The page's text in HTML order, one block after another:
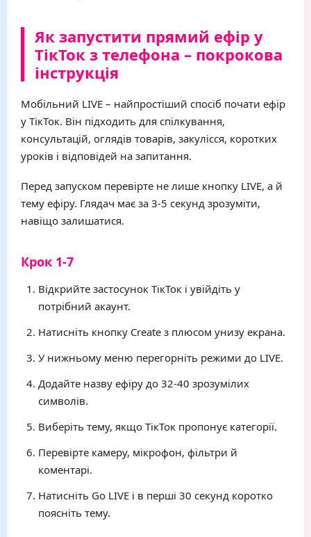
Як запустити прямий ефір у
ТікТок з телефона – покрокова
інструкція
Мобільний LIVE – найпростіший спосіб почати ефір
у ТікТок. Він підходить для спілкування,
консультацій, оглядів товарів, закулісся, коротких
уроків і відповідей на запитання.
Перед запуском перевірте не лише кнопку LIVE, а й
тему ефіру. Глядач має за 3-5 секунд зрозуміти,
навіщо залишатися.
Крок 1-7
Відкрийте застосунок ТікТок і увійдіть у
потрібний акаунт.
Натисніть кнопку Create з плюсом унизу екрана.
У нижньому меню перегорніть режими до LIVE.
Додайте назву ефіру до 32-40 зрозумілих
символів.
Виберіть тему, якщо ТікТок пропонує категорії.
Перевірте камеру, мікрофон, фільтри й
коментарі.
Натисніть Go LIVE і в перші 30 секунд коротко
поясніть тему.